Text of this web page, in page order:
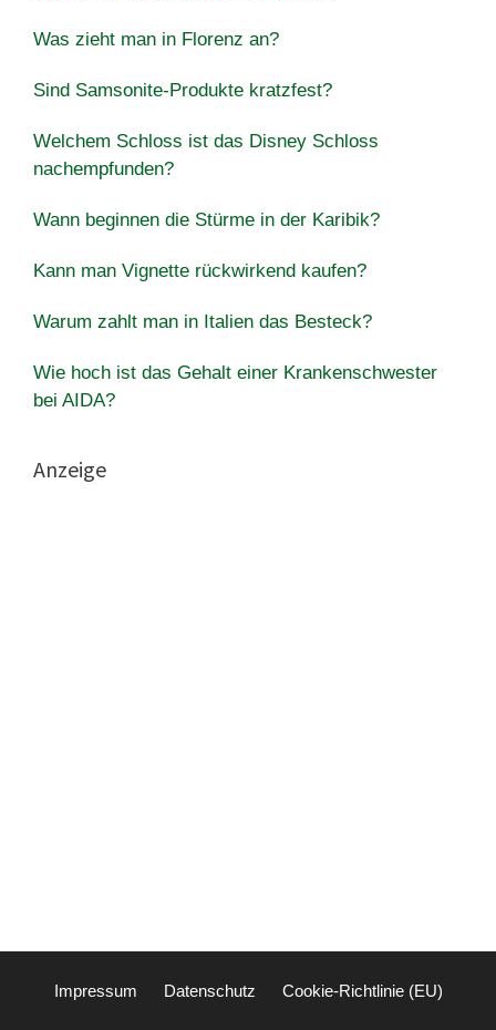
Was zieht man in Florenz an?
Sind Samsonite-Produkte kratzfest?
Welchem Schloss ist das Disney Schloss
nachempfunden?
Wann beginnen die Stürme in der Karibik?
Kann man Vignette rückwirkend kaufen?
Warum zahlt man in Italien das Besteck?
Wie hoch ist das Gehalt einer Krankenschwester
bei AIDA?
Anzeige
Impressum Datenschutz Cookie-Richtlinie (EU)